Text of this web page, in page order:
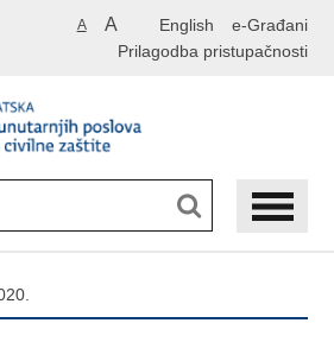
English e-Građani
A A
Prilagodba pristupačnosti